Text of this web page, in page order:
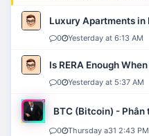
Luxury Apartments
0 Yesterday at 6:13 AM
Is RERA Enough
0 Yesterday at 5:37 AM
BTC (Bitcoin) -
0 Thursday a31 2:43 PM